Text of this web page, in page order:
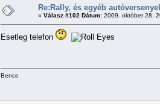
Re:Rally, és egyéb
« Válasz #102 Dátum: 2009. október 28.
Esetleg telefon
Bence